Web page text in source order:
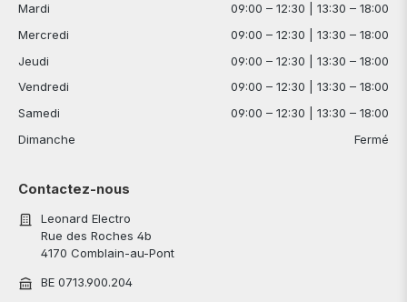
Mardi
09:00 – 12:30 | 13:30 – 18:00
Mercredi
09:00 – 12:30 | 13:30 – 18:00
Jeudi
09:00 – 12:30 | 13:30 – 18:00
Vendredi
09:00 – 12:30 | 13:30 – 18:00
Samedi
09:00 – 12:30 | 13:30 – 18:00
Dimanche
Fermé
Contactez-nous
Leonard Electro
Rue des Roches 4b
4170 Comblain-au-Pont
BE 0713.900.204